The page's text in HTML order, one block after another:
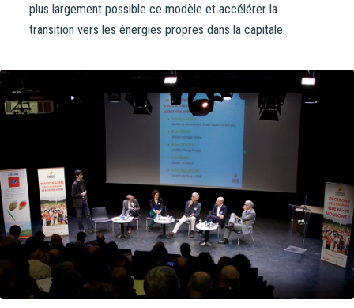
plus largement possible ce modèle et accélérer la
transition vers les énergies propres dans la capitale.